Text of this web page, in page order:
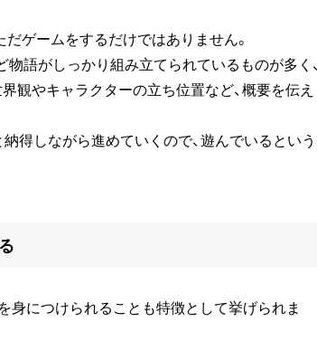
ゲームをするだけではありません。
語がしっかり組み立てられているものが多く、
観やキャラクターの立ち位置など、概要を伝え
得しながら進めていくので、遊んでいるという
身につけられることも特徴として挙げられま